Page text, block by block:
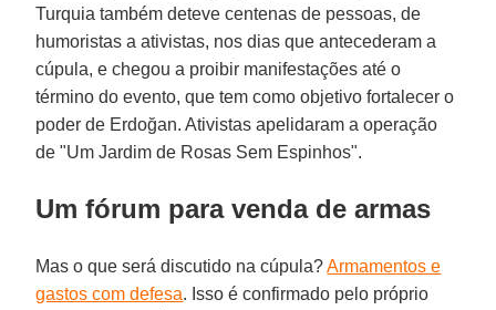
Turquia também deteve centenas de pessoas, de
humoristas a ativistas, nos dias que antecederam a
cúpula, e chegou a proibir manifestações até o
término do evento, que tem como objetivo fortalecer o
poder de Erdoğan. Ativistas apelidaram a operação
de "Um Jardim de Rosas Sem Espinhos".
Um fórum para venda de armas
Mas o que será discutido na cúpula?Armamentos e
gastos com defesa. Isso é confirmado pelo próprio